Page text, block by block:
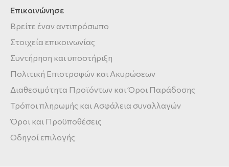
Επικοινώνησε
Βρείτε έναν αντιπρόσωπο
Στοιχεία επικοινωνίας
Συντήρηση και υποστήριξη
Πολιτική Επιστροφών και Ακυρώσεων
Διαθεσιμότητα Προϊόντων και Όροι Παράδοσης
Τρόποι πληρωμής και Ασφάλεια συναλλαγών
Όροι και Προϋποθέσεις
Οδηγοί επιλογής